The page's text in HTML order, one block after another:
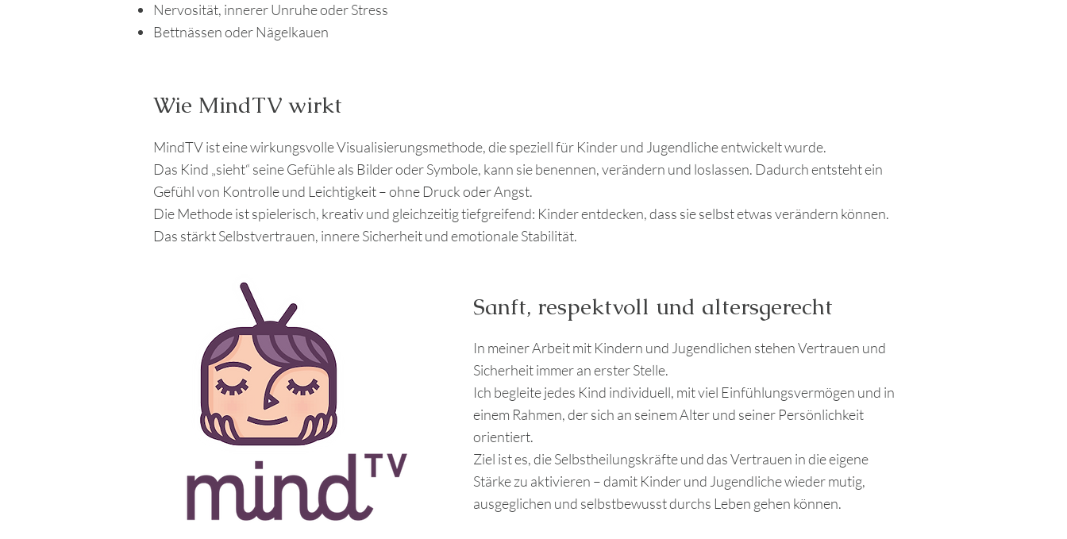
Nervosität, innerer Unruhe oder Stress
Bettnässen oder Nägelkauen
Wie MindTV wirkt
MindTV ist eine wirkungsvolle Visualisierungsmethode, die speziell für Kinder und Jugendliche entwickelt wurde.
Das Kind „sieht“ seine Gefühle als Bilder oder Symbole, kann sie benennen, verändern und loslassen. Dadurch entsteht ein
Gefühl von Kontrolle und Leichtigkeit – ohne Druck oder Angst.
Die Methode ist spielerisch, kreativ und gleichzeitig tiefgreifend: Kinder entdecken, dass sie selbst etwas verändern können.
Das stärkt Selbstvertrauen, innere Sicherheit und emotionale Stabilität.
Sanft, respektvoll und altersgerecht
In meiner Arbeit mit Kindern und Jugendlichen stehen Vertrauen und
Sicherheit immer an erster Stelle.
Ich begleite jedes Kind individuell, mit viel Einfühlungsvermögen und in
einem Rahmen, der sich an seinem Alter und seiner Persönlichkeit
orientiert.
Ziel ist es, die Selbstheilungskräfte und das Vertrauen in die eigene
Stärke zu aktivieren – damit Kinder und Jugendliche wieder mutig,
ausgeglichen und selbstbewusst durchs Leben gehen können.